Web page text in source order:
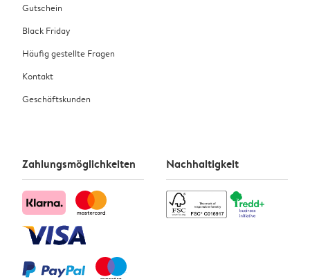
Gutschein
Black Friday
Häufig gestellte Fragen
Kontakt
Geschäftskunden
Zahlungsmöglichkeiten Nachhaltigkeit